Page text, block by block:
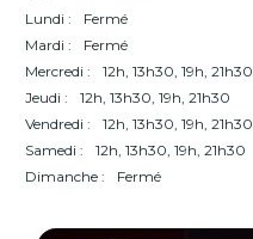
Lundi :
Fermé
Mardi :
Fermé
Mercredi :
12h, 13h30, 19h, 21h30
Jeudi :
12h, 13h30, 19h, 21h30
Vendredi :
12h, 13h30, 19h, 21h30
Samedi :
12h, 13h30, 19h, 21h30
Dimanche :
Fermé